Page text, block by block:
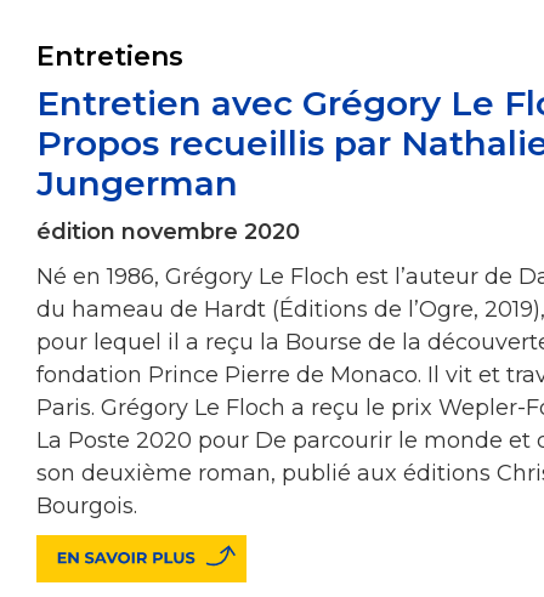
Entretiens
Entretien avec Grégory Le
Propos recueillis par
Jungerman
édition novembre 2020
Né en 1986, Grégory Le Floch est l’auteur de
du hameau de Hardt (Éditions de l’Ogre,
pour lequel il a reçu la Bourse de la
fondation Prince Pierre de Monaco. Il vit et
Paris. Grégory Le Floch a reçu le prix Wepler-
La Poste 2020 pour De parcourir le monde et
son deuxième roman, publié aux éditions
Bourgois.